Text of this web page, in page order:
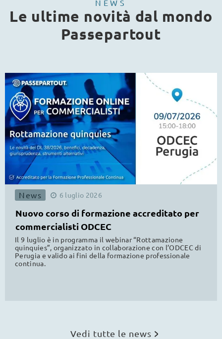
NEWS
Le ultime novità dal mondo
Passepartout
News 6 luglio 2026
Nuovo corso di formazione accreditato per
commercialisti ODCEC
Il 9 luglio è in programma il webinar “Rottamazione
quinquies”, organizzato in collaborazione con l’ODCEC di
Perugia e valido ai fini della formazione professionale
continua.
Vedi tutte le news